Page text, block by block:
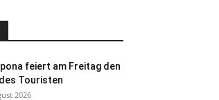
feiert am Freitag den
Touristen
2026